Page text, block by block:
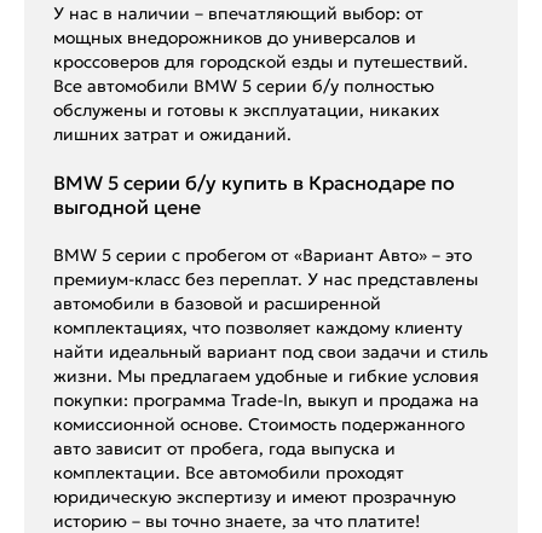
У нас в наличии – впечатляющий выбор: от
мощных внедорожников до универсалов и
кроссоверов для городской езды и путешествий.
Все автомобили BMW 5 серии б/у полностью
обслужены и готовы к эксплуатации, никаких
лишних затрат и ожиданий.
BMW 5 серии б/у купить в Краснодаре по
выгодной цене
BMW 5 серии с пробегом от «Вариант Авто» – это
премиум-класс без переплат. У нас представлены
автомобили в базовой и расширенной
комплектациях, что позволяет каждому клиенту
найти идеальный вариант под свои задачи и стиль
жизни. Мы предлагаем удобные и гибкие условия
покупки: программа Trade-In, выкуп и продажа на
комиссионной основе. Стоимость подержанного
авто зависит от пробега, года выпуска и
комплектации. Все автомобили проходят
юридическую экспертизу и имеют прозрачную
историю – вы точно знаете, за что платите!